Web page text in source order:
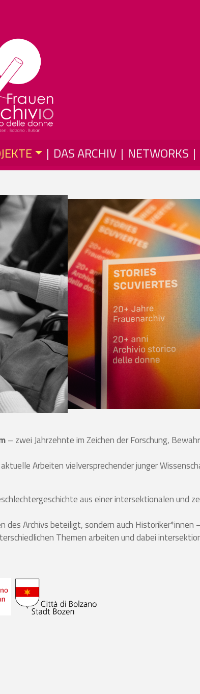
DAS ARCHIV NETWORKS
– zwei Jahrzehnte im Zeichen der Forschung,
Arbeiten vielversprechender junger
aus einer intersektionalen und
Archivs beteiligt, sondern auch Historiker*innen
Themen arbeiten und dabei